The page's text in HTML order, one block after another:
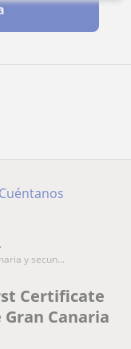
Cuéntanos
y secun...
Certificate
Gran Canaria